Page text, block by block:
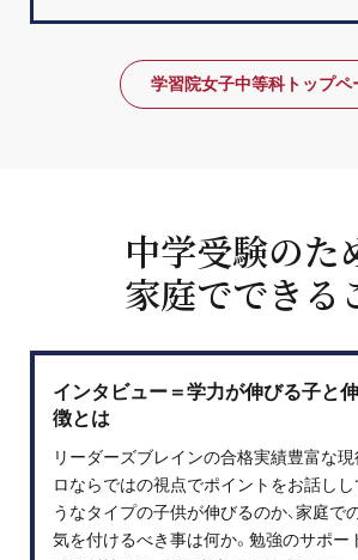
学習院女子中等科トップペ
中学受験のた
家庭でできる
インタビュー＝学力が伸びる子と
徴とは
リーダーズブレインの合格実績豊富な現
ロならではの視点でポイントをお話しし
うなタイプの子供が伸びるのか、家庭で
気を付けるべき事は何か。勉強のサポー